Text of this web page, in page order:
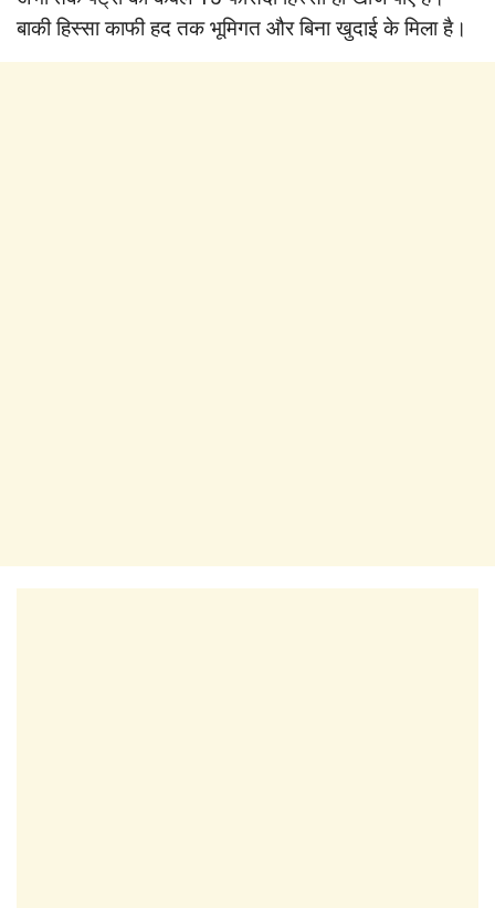
बाकी हिस्सा काफी हद तक भूमिगत और बिना खुदाई के मिला है।